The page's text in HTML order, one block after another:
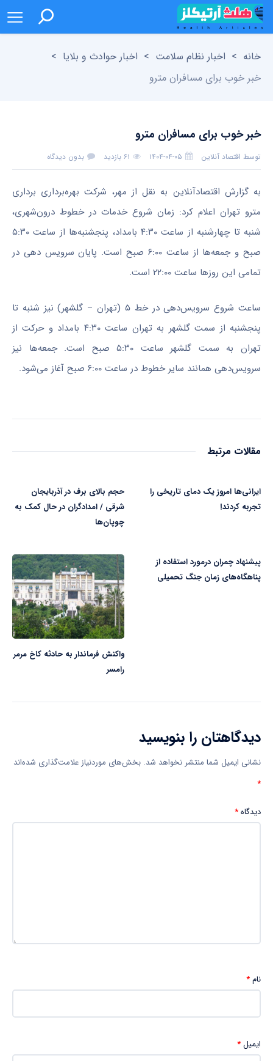
خانه > اخبار نظام سلامت > اخبار حوادث و بلایا >
خبر خوب برای مسافران مترو
خبر خوب برای مسافران مترو
توسط اقتصاد آنلاین ۱۴۰۴-۰۴-۰۵ ۶۱ بازدید بدون دیدگاه
به گزارش اقتصادآنلاین به نقل از مهر، شرکت بهره‌برداری برداری
مترو تهران اعلام کرد: زمان شروع خدمات در خطوط درون‌شهری،
شنبه تا چهارشنبه از ساعت ۴:۳۰ بامداد، پنجشنبه‌ها از ساعت ۵:۳۰
صبح و جمعه‌ها از ساعت ۶:۰۰ صبح است. پایان سرویس دهی در
تمامی این روزها ساعت ۲۲:۰۰ است.
ساعت شروع سرویس‌دهی در خط ۵ (تهران – گلشهر) نیز شنبه تا
پنجشنبه از سمت گلشهر به تهران ساعت ۴:۳۰ بامداد و حرکت از
تهران به سمت گلشهر ساعت ۵:۳۰ صبح است. جمعه‌ها نیز
سرویس‌دهی همانند سایر خطوط در ساعت ۶:۰۰ صبح آغاز می‌شود.
مقالات مرتبط
ایرانی‌ها امروز یک دمای تاریخی را
تجربه کردند!
حجم بالای برف در آذربایجان
شرقی / امدادگران در حال کمک به
چوپان‌ها
پیشنهاد چمران‌ درمورد استفاده از
پناهگاه‌های زمان جنگ تحمیلی
واکنش فرماندار به حادثه کاخ مرمر
رامسر
دیدگاهتان را بنویسید
نشانی ایمیل شما منتشر نخواهد شد. بخش‌های موردنیاز علامت‌گذاری شده‌اند
*
دیدگاه*
نام*
ایمیل*